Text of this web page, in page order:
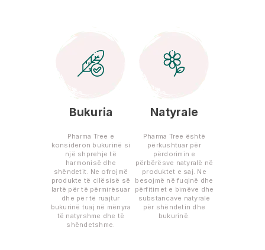
Bukuria
Pharma Tree e
konsideron bukurinë si
një shprehje të
harmonisë dhe
shëndetit. Ne ofrojmë
produkte të cilësisë së
lartë për të përmirësuar
dhe për të ruajtur
bukurinë tuaj në mënyra
të natyrshme dhe të
shëndetshme.
Natyrale
Pharma Tree është
përkushtuar për
përdorimin e
përbërësve natyralë në
produktet e saj. Ne
besojmë në fuqinë dhe
përfitimet e bimëve dhe
substancave natyrale
për shëndetin dhe
bukurinë.